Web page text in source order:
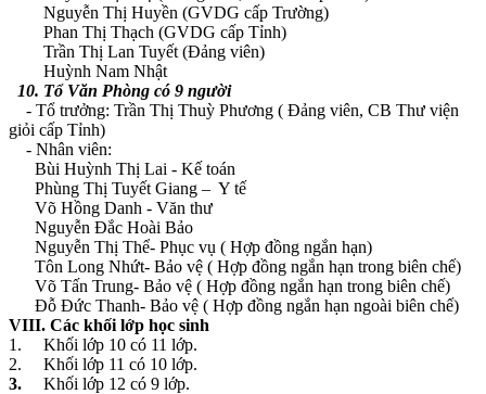
Nguyễn Thị Huyền (GVDG cấp Trường)
Phan Thị Thạch (GVDG cấp Tỉnh)
Trần Thị Lan Tuyết (Đảng viên)
Huỳnh Nam Nhật
10. Tổ Văn Phòng có 9 người
- Tổ trưởng: Trần Thị Thuỳ Phương ( Đảng viên, CB Thư viện
giỏi cấp Tỉnh)
- Nhân viên:
Bùi Huỳnh Thị Lai - Kế toán
Phùng Thị Tuyết Giang – Y tế
Võ Hồng Danh - Văn thư
Nguyễn Đắc Hoài Bảo
Nguyễn Thị Thể- Phục vụ ( Hợp đồng ngắn hạn)
Tôn Long Nhứt- Bảo vệ ( Hợp đồng ngắn hạn trong biên chế)
Võ Tấn Trung- Bảo vệ ( Hợp đồng ngắn hạn trong biên chế)
Đỗ Đức Thanh- Bảo vệ ( Hợp đồng ngắn hạn ngoài biên chế)
VIII. Các khối lớp học sinh
1. Khối lớp 10 có 11 lớp.
2. Khối lớp 11 có 10 lớp.
3. Khối lớp 12 có 9 lớp.